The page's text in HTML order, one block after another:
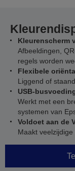
Kleurenscherm
Afbeeldingen,
regels worden
Flexibele
Liggend of
USB-
Werkt met een
systemen van
Voldoet aan de
Maakt